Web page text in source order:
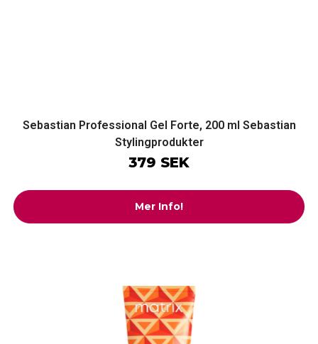
Sebastian Professional Gel Forte, 200 ml Sebastian
Stylingprodukter
379 SEK
Mer Info!